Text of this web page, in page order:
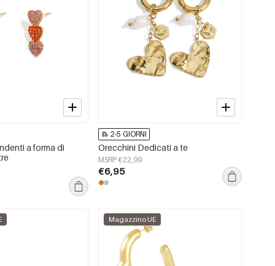
a forma di
2-5 GIORNI
Orecchini Dedicati a te
MSRP €22,99
€6,95
Magazzino UE